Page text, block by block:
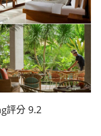
評分 9.2